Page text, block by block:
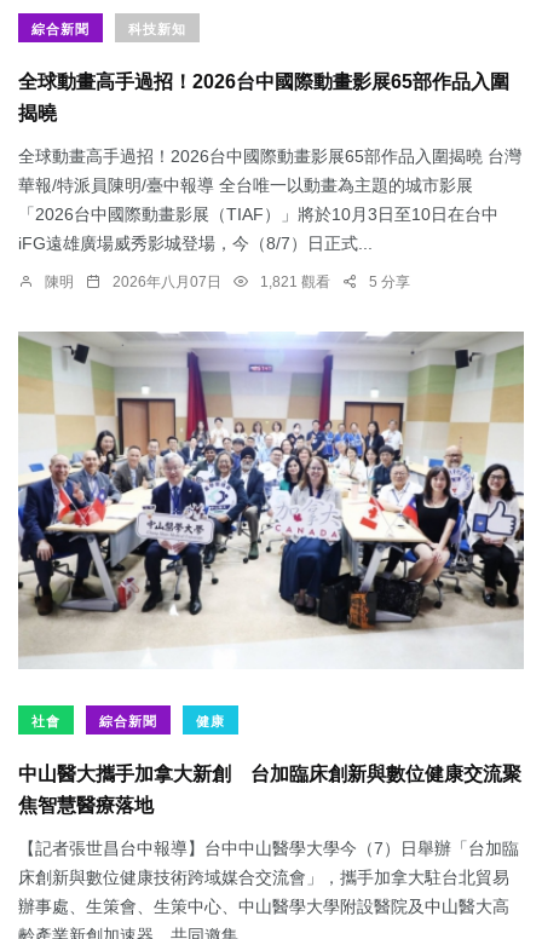
綜合新聞 科技新知
全球動畫高手過招！2026台中國際動畫影展65部作品入圍
揭曉
全球動畫高手過招！2026台中國際動畫影展65部作品入圍揭曉 台灣
華報/特派員陳明/臺中報導 全台唯一以動畫為主題的城市影展
「2026台中國際動畫影展（TIAF）」將於10月3日至10日在台中
iFG遠雄廣場威秀影城登場，今（8/7）日正式...
陳明 2026年八月07日 1,821 觀看 5 分享
社會 綜合新聞 健康
中山醫大攜手加拿大新創 台加臨床創新與數位健康交流聚
焦智慧醫療落地
【記者張世昌台中報導】台中中山醫學大學今（7）日舉辦「台加臨
床創新與數位健康技術跨域媒合交流會」，攜手加拿大駐台北貿易
辦事處、生策會、生策中心、中山醫學大學附設醫院及中山醫大高